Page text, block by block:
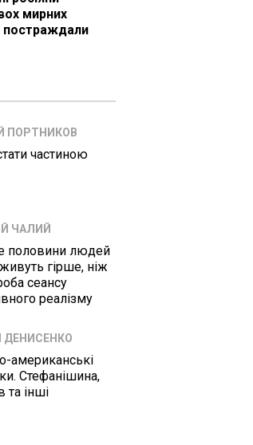
мирних
ПОРТНИКОВ
частиною
ЧАЛИЙ
половини людей
живуть гірше, ніж
сеансу
реалізму
ДЕНИСЕНКО
американські
Стефанішина,
та інші